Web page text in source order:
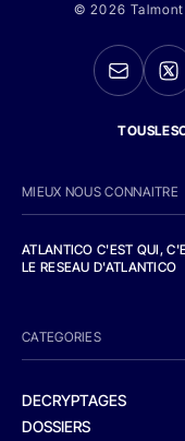
© 2026
MIEUX NOUS CONNAITRE
ATLANTICO C'EST QUI,
LE RESEAU D'ATLANTICO
CATEGORIES
DECRYPTAGES
DOSSIERS